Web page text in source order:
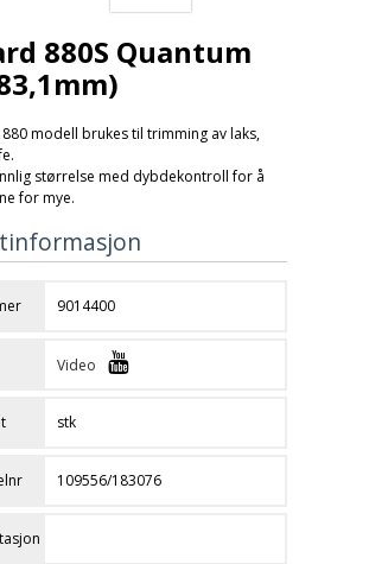
880S Quantum
modell brukes til trimming av laks,
størrelse med dybdekontroll for å
for mye.
9014400
Video
stk
109556/183076